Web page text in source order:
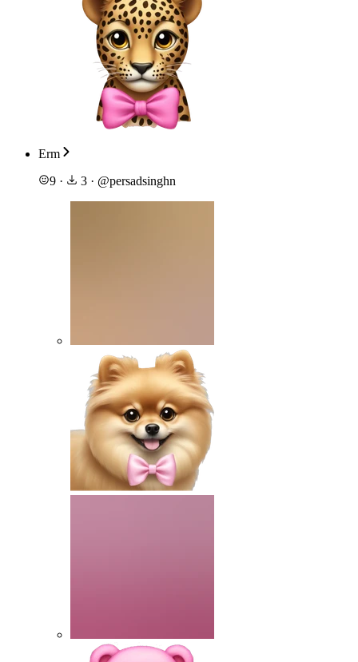
Erm
9 · 3 · @persadsinghn